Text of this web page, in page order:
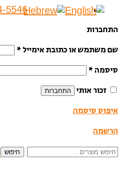
5546
התחברות
שם משתמש או כתובת אימייל *
סיסמה *
זכור אותי
התחברות
איפוס סיסמה
הרשמה
חיפוש
חיפוש